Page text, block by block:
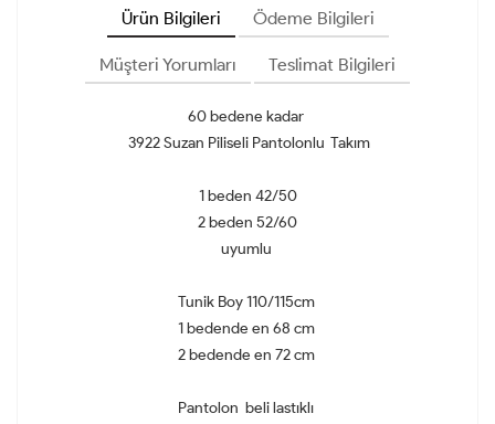
Ürün Bilgileri Ödeme Bilgileri
Müşteri Yorumları Teslimat Bilgileri
60 bedene kadar
3922 Suzan Piliseli Pantolonlu Takım
1 beden 42/50
2 beden 52/60
uyumlu
Tunik Boy 110/115cm
1 bedende en 68 cm
2 bedende en 72 cm
Pantolon beli lastıklı